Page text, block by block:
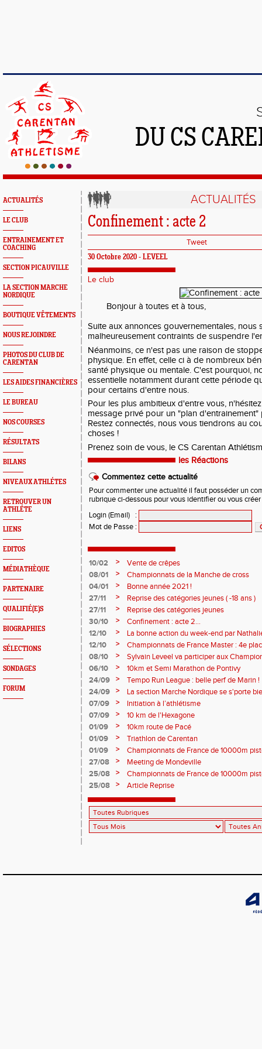
DU CS
ACTUALITÉS
LE CLUB
ENTRAINEMENT ET
COACHING
SECTION PICAUVILLE
LA SECTION MARCHE
NORDIQUE
BOUTIQUE VÊTEMENTS
NOUS REJOINDRE
PHOTOS DU CLUB DE
CARENTAN
LES AIDES FINANCIÈRES
LE BUREAU
NOS COURSES
RÉSULTATS
BILANS
NIVEAUX ATHLÉTES
RETROUVER UN
ATHLÉTE
LIENS
EDITOS
MÉDIATHÈQUE
PARTENAIRE
QUALIFIÉ(E)S
BIOGRAPHIES
SÉLECTIONS
SONDAGES
FORUM
ACTUALITÉS
Confinement : acte 2
Tweet
30 Octobre 2020 - LEVEEL
Le club
Bonjour à toutes et à tous,
Suite aux annonces gouvernementales, nous
malheureusement contraints de suspendre
Néanmoins, ce n'est pas une raison de
physique. En effet, celle ci à de nombreux
santé physique ou mentale. C'est pourquoi,
essentielle notamment durant cette période
pour certains d'entre nous.
Pour les plus ambitieux d'entre vous,
message privé pour un "plan
Restez connectés, nous vous tiendrons au
choses !
Prenez soin de vous, le CS Carentan
les Réactions
Commentez cette actualité
Pour commenter une actualité il faut posséder un
rubrique ci-dessous pour vous identifier ou vous
Login (Email)
:
Mot de Passe :
10/02 >
Vente de crêpes
08/01
>
Championnats de la Manche de cross
04/01
>
Bonne année 2021 !
27/11
>
Reprise des catégories jeunes ( -18 ans )
27/11
>
Reprise des catégories jeunes
30/10
>
Confinement : acte 2...
12/10
>
La bonne action du week-end par
12/10
>
Championnats de France Master : 4e
08/10
>
Sylvain Leveel va participer aux
06/10
>
10km et Semi Marathon de Pontivy
24/09
>
Tempo Run League : belle perf de Marin !
24/09
>
La section Marche Nordique se s'porte
07/09
>
Initiation à l’athlétisme
07/09
>
10 km de l'Hexagone
01/09
>
10km route de Pacé
01/09
>
Triathlon de Carentan
01/09
>
Championnats de France de 10000m
27/08
>
Meeting de Mondeville
25/08
>
Championnats de France de 10000m
25/08
> Article Reprise